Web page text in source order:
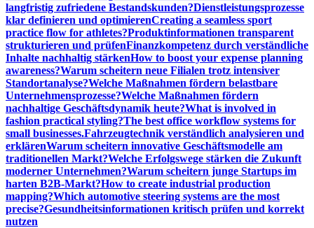
langfristig zufriedene Bestandskunden?Dienstleistungsprozesse
klar definieren und optimierenCreating a seamless sport
practice flow for athletes?Produktinformationen transparent
strukturieren und prüfenFinanzkompetenz durch verständliche
Inhalte nachhaltig stärkenHow to boost your expense planning
awareness?Warum scheitern neue Filialen trotz intensiver
Standortanalyse?Welche Maßnahmen fördern belastbare
Unternehmensprozesse?Welche Maßnahmen fördern
nachhaltige Geschäftsdynamik heute?What is involved in
fashion practical styling?The best office workflow systems for
small businesses.Fahrzeugtechnik verständlich analysieren und
erklärenWarum scheitern innovative Geschäftsmodelle am
traditionellen Markt?Welche Erfolgswege stärken die Zukunft
moderner Unternehmen?Warum scheitern junge Startups im
harten B2B-Markt?How to create industrial production
mapping?Which automotive steering systems are the most
precise?Gesundheitsinformationen kritisch prüfen und korrekt
nutzen